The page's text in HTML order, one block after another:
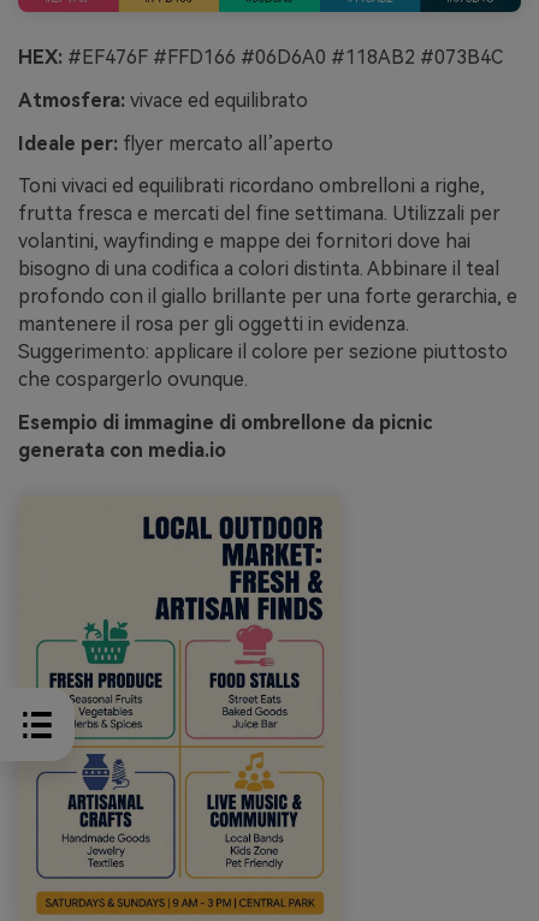
HEX: #EF476F #FFD166 #06D6A0 #118AB2 #073B4C
Atmosfera: vivace ed equilibrato
Ideale per: flyer mercato all’aperto
Toni vivaci ed equilibrati ricordano ombrelloni a righe,
frutta fresca e mercati del fine settimana. Utilizzali per
volantini, wayfinding e mappe dei fornitori dove hai
bisogno di una codifica a colori distinta. Abbinare il teal
profondo con il giallo brillante per una forte gerarchia, e
mantenere il rosa per gli oggetti in evidenza.
Suggerimento: applicare il colore per sezione piuttosto
che cospargerlo ovunque.
Esempio di immagine di ombrellone da picnic
generata con media.io